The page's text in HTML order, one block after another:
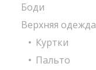
Боди
Верхняя одежда
Куртки
Пальто